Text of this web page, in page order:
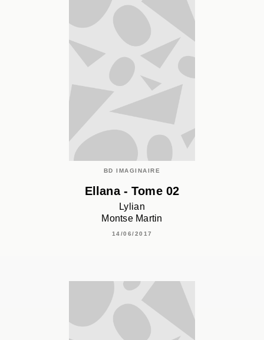
BD IMAGINAIRE
Ellana - Tome 02
Lylian
Montse Martin
14/06/2017